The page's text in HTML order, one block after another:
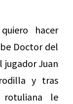
hacer
Doctor del
jugador Juan
y tras
rotuliana le